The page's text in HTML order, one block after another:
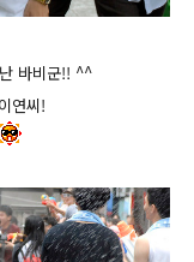
바비군!! ^^
연씨!